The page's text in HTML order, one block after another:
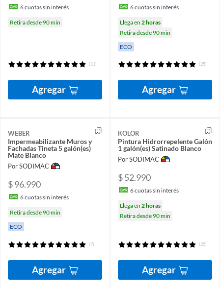
6cuotas sin interés
Retira desde 90 min
(11)
Agregar
6cuotas sin interés
Llega en 2 horas
Retira desde 90 min
ECO
(25)
Agregar
WEBER
Impermeabilizante Muros y
Fachadas Tineta 5 galón(es)
Mate Blanco
Por SODIMAC
$ 96.990
6cuotas sin interés
Retira desde 90 min
ECO
(7)
Agregar
KOLOR
Pintura Hidrorrepelente Galón
1 galón(es) Satinado Blanco
Por SODIMAC
$ 52.990
6cuotas sin interés
Llega en 2 horas
Retira desde 90 min
(25)
Agregar